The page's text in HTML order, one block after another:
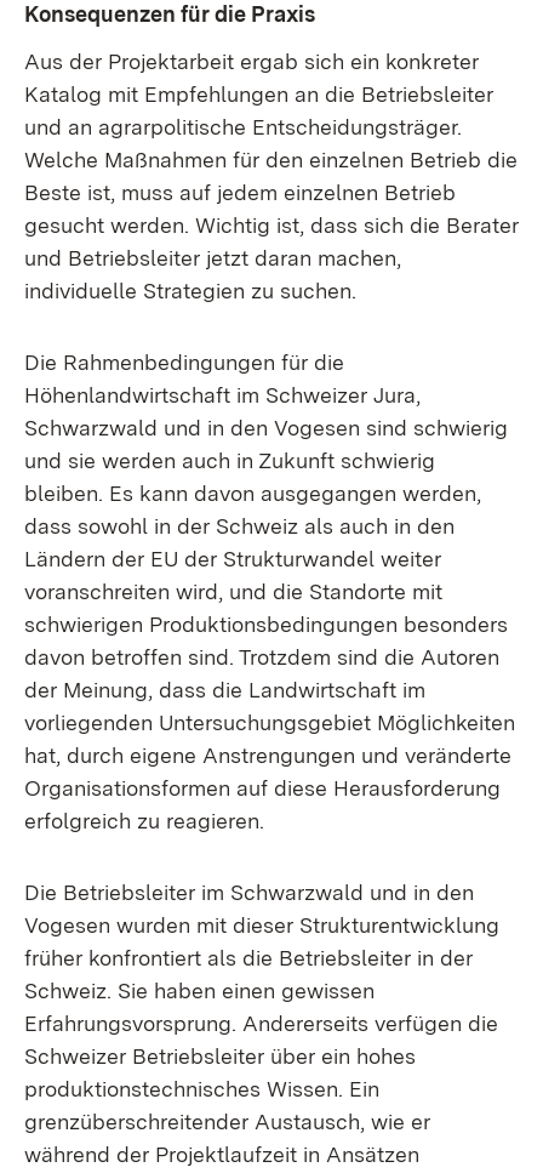
Konsequenzen für die Praxis
Aus der Projektarbeit ergab sich ein konkreter
Katalog mit Empfehlungen an die Betriebsleiter
und an agrarpolitische Entscheidungsträger.
Welche Maßnahmen für den einzelnen Betrieb die
Beste ist, muss auf jedem einzelnen Betrieb
gesucht werden. Wichtig ist, dass sich die Berater
und Betriebsleiter jetzt daran machen,
individuelle Strategien zu suchen.
Die Rahmenbedingungen für die
Höhenlandwirtschaft im Schweizer Jura,
Schwarzwald und in den Vogesen sind schwierig
und sie werden auch in Zukunft schwierig
bleiben. Es kann davon ausgegangen werden,
dass sowohl in der Schweiz als auch in den
Ländern der EU der Strukturwandel weiter
voranschreiten wird, und die Standorte mit
schwierigen Produktionsbedingungen besonders
davon betroffen sind. Trotzdem sind die Autoren
der Meinung, dass die Landwirtschaft im
vorliegenden Untersuchungsgebiet Möglichkeiten
hat, durch eigene Anstrengungen und veränderte
Organisationsformen auf diese Herausforderung
erfolgreich zu reagieren.
Die Betriebsleiter im Schwarzwald und in den
Vogesen wurden mit dieser Strukturentwicklung
früher konfrontiert als die Betriebsleiter in der
Schweiz. Sie haben einen gewissen
Erfahrungsvorsprung. Andererseits verfügen die
Schweizer Betriebsleiter über ein hohes
produktionstechnisches Wissen. Ein
grenzüberschreitender Austausch, wie er
während der Projektlaufzeit in Ansätzen